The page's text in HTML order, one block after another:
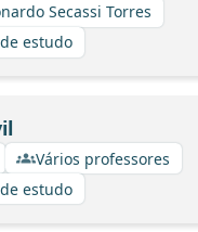
Secassi Torres
estudo
Vários professores
estudo